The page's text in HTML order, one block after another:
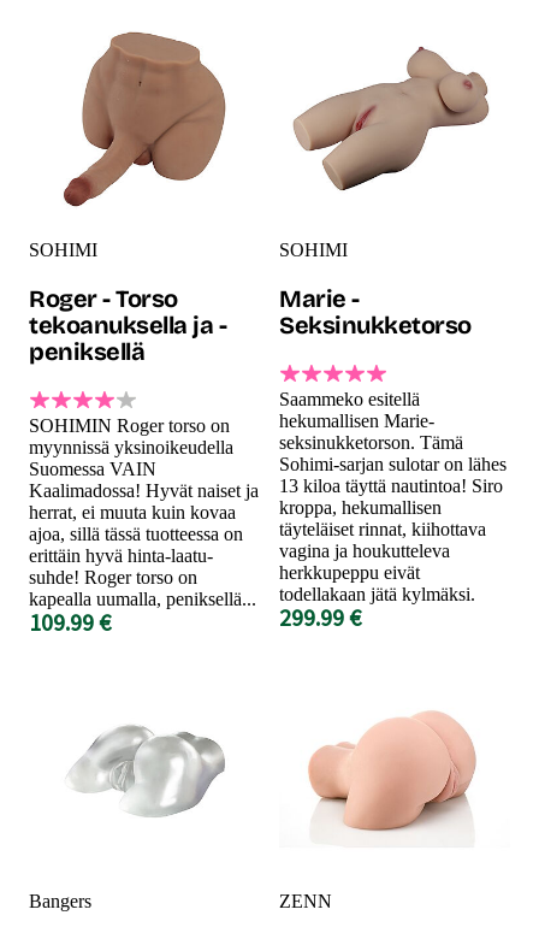
SOHIMI
Roger - Torso
tekoanuksella ja -
peniksellä
SOHIMIN Roger torso on
myynnissä yksinoikeudella
Suomessa VAIN
Kaalimadossa! Hyvät naiset ja
herrat, ei muuta kuin kovaa
ajoa, sillä tässä tuotteessa on
erittäin hyvä hinta-laatu-
suhde! Roger torso on
kapealla uumalla, peniksellä...
109.99 €
SOHIMI
Marie -
Seksinukketorso
Saammeko esitellä
hekumallisen Marie-
seksinukketorson. Tämä
Sohimi-sarjan sulotar on lähes
13 kiloa täyttä nautintoa! Siro
kroppa, hekumallisen
täyteläiset rinnat, kiihottava
vagina ja houkutteleva
herkkupeppu eivät
todellakaan jätä kylmäksi.
299.99 €
Bangers ZENN